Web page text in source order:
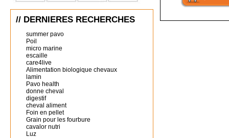
// DERNIERES RECHERCHES
summer pavo
Poil
micro marine
escaille
care4live
Alimentation biologique chevaux
lamin
Pavo health
donne cheval
digestif
cheval aliment
Foin en pellet
Grain pour les fourbure
cavalor nutri
Luz